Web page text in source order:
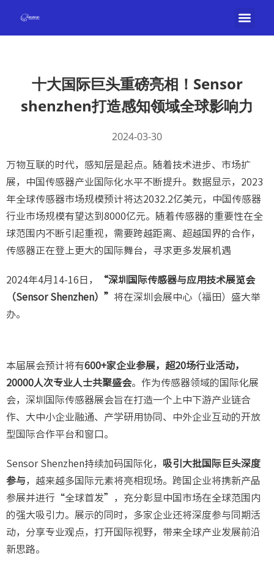
十大国际巨头重磅亮相！Sensor
shenzhen打造感知领域全球影响力
2024-03-30
万物互联的时代，感知层是起点。随着技术进步、市场扩
展，中国传感器产业国际化水平不断提升。数据显示，2023
年全球传感器市场规模预计将达2032.2亿美元，中国传感器
行业市场规模有望达到8000亿元。随着传感器的重要性在全
球范围内不断引起重视，需要跨越距离、超越国界的合作，
传感器正在登上更大的国际舞台，寻求更多发展机遇
2024年4月14-16日，
“深圳国际传感器与应用技术展览会
（Sensor Shenzhen）” 将在深圳会展中心（福田）盛大举
办。
本届展会预计将有600+家企业参展，超20场行业活动，
20000人次专业人士共聚盛会。作为传感器领域的国际化展
会，深圳国际传感器展会旨在打造一个上中下游产业链合
作、大中小企业融通、产学研用协同、中外企业互动的开放
型国际合作平台和窗口。
Sensor Shenzhen持续加码国际化，
吸引大批国际巨头深度
参与，越来越多国际元素将亮相现场。跨国企业将携新产品
参展并进行“全球首发”，充分彰显中国市场在全球范围内
的强大吸引力。展示的同时，多家企业还将深度参与同期活
动，分享专业观点，打开国际视野，带来全球产业发展前沿
新思路。